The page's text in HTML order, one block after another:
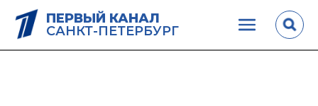
ПЕРВЫЙ КАНАЛ
САНКТ-ПЕТЕРБУРГ